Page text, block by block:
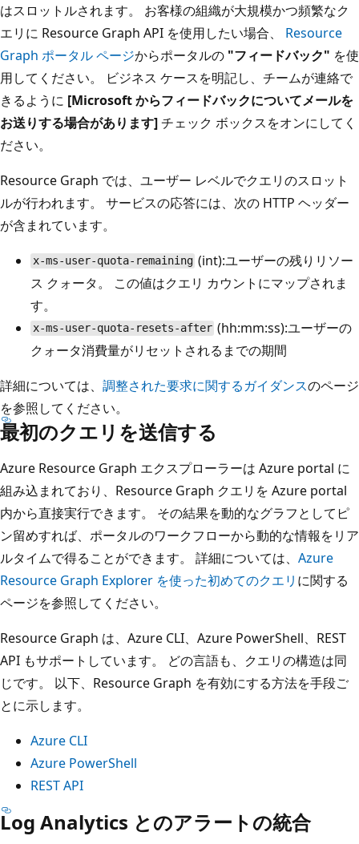
はスロットルされます。 お客様の組織が大規模かつ頻繁なク
エリに Resource Graph API を使用したい場合、 Resource
Graph ポータル ページからポータルの "フィードバック" を使
用してください。 ビジネス ケースを明記し、チームが連絡で
きるように [Microsoft からフィードバックについてメールを
お送りする場合があります]チェック ボックスをオンにしてく
ださい。
Resource Graph では、ユーザー レベルでクエリのスロット
ルが行われます。 サービスの応答には、次の HTTP ヘッダー
が含まれています。
x-ms-user-quota-remaining (int):ユーザーの残りリソー
ス クォータ。 この値はクエリ カウントにマップされま
す。
x-ms-user-quota-resets-after (hh:mm:ss):ユーザーの
クォータ消費量がリセットされるまでの期間
詳細については、 調整された要求に関するガイダンスのページ
を参照してください。
最初のクエリを送信する
Azure Resource Graph エクスプローラーは Azure portal に
組み込まれており、Resource Graph クエリを Azure portal
内から直接実行できます。 その結果を動的なグラフとしてピ
ン留めすれば、ポータルのワークフローから動的な情報をリア
ルタイムで得ることができます。 詳細については、 Azure
Resource Graph Explorer を使った初めてのクエリ に関する
ページを参照してください。
Resource Graph は、Azure CLI、Azure PowerShell、REST
API もサポートしています。 どの言語も、クエリの構造は同
じです。 以下、Resource Graph を有効にする方法を手段ご
とに示します。
Azure CLI
Azure PowerShell
REST API
Log Analytics とのアラートの統合